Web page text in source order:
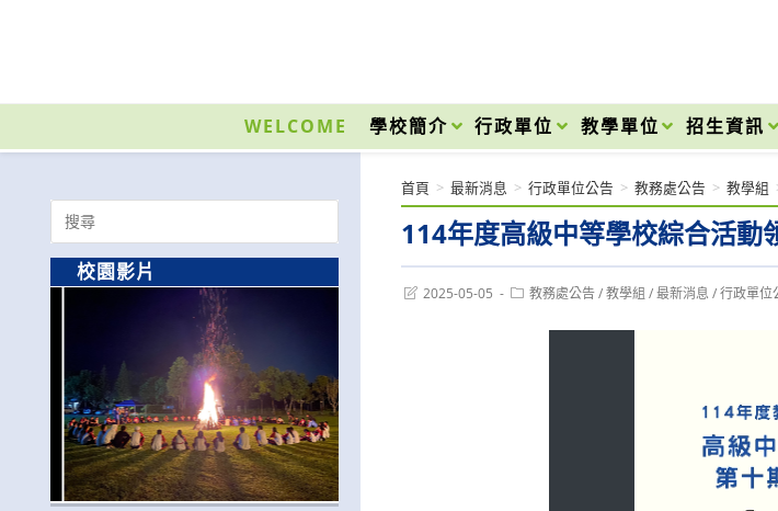
內
WELCOME 學校簡介 行政單位 教學單位 招生資訊
114年度高級中等學校綜合活動
首頁 > 最新消息 > 行政單位公告 > 教務處公告 > 教學組
Post2025-05-05
Post教務處公告 / 教學組 / 最新消息 / 行政單位
Search
for:
校園影片